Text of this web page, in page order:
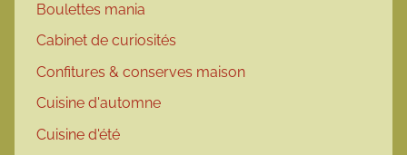
Boulettes mania
Cabinet de curiosités
Confitures & conserves maison
Cuisine d'automne
Cuisine d'été